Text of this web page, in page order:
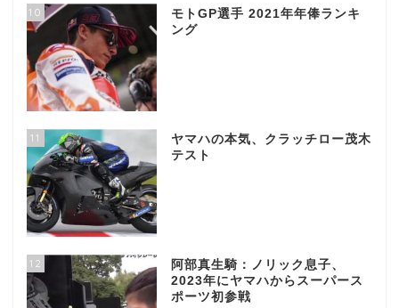
10
モトGP選手 2021年年俸ランキ
ング
11
ヤマハの本気、クラッチロー茂木
テスト
12
阿部真生騎：ノリック息子、
2023年にヤマハからスーパース
ポーツ初参戦